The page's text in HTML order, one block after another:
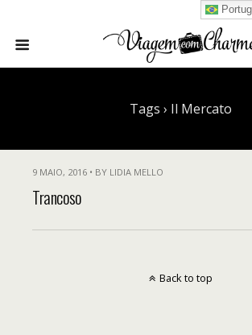
Tags › Il Mercato
9 MAIO, 2016 • BY LIDIA MELLO
Trancoso
Back to top